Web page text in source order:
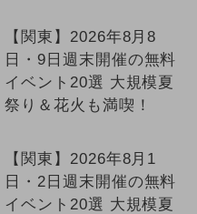
【関東】2026年8月8
日・9日週末開催の無料
イベント20選 大規模夏
祭り＆花火も満喫！
【関東】2026年8月1
日・2日週末開催の無料
イベント20選 大規模夏